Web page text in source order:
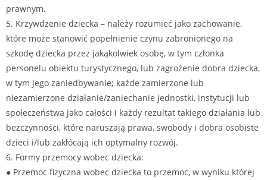
prawnym.
5. Krzywdzenie dziecka – należy rozumieć jako zachowanie,
które może stanowić popełnienie czynu zabronionego na
szkodę dziecka przez jakąkolwiek osobę, w tym członka
personelu obiektu turystycznego, lub zagrożenie dobra dziecka,
w tym jego zaniedbywanie; każde zamierzone lub
niezamierzone działanie/zaniechanie jednostki, instytucji lub
społeczeństwa jako całości i każdy rezultat takiego działania lub
bezczynności, które naruszają prawa, swobody i dobra osobiste
dzieci i/lub zakłócają ich optymalny rozwój.
6. Formy przemocy wobec dziecka:
● Przemoc fizyczna wobec dziecka to przemoc, w wyniku której